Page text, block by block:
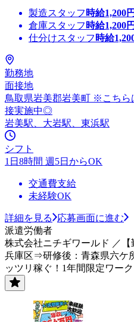
製造スタッフ 時給1,200
倉庫スタッフ 時給1,200
仕分けスタッフ 時給
勤務地
面接地
鳥取県岩美郡岩美町 ※こちら
接実施中◎
岩美駅、大岩駅、東浜駅
シフト
1日8時間 週5日からOK
交通費支給
未経験OK
詳細を見る
応募画面に進む
派遣労働者
株式会社ニチギワールド ／
兵庫区⇒研修後：青森県六ケ
ッツリ稼ぐ！1年間限定ワー